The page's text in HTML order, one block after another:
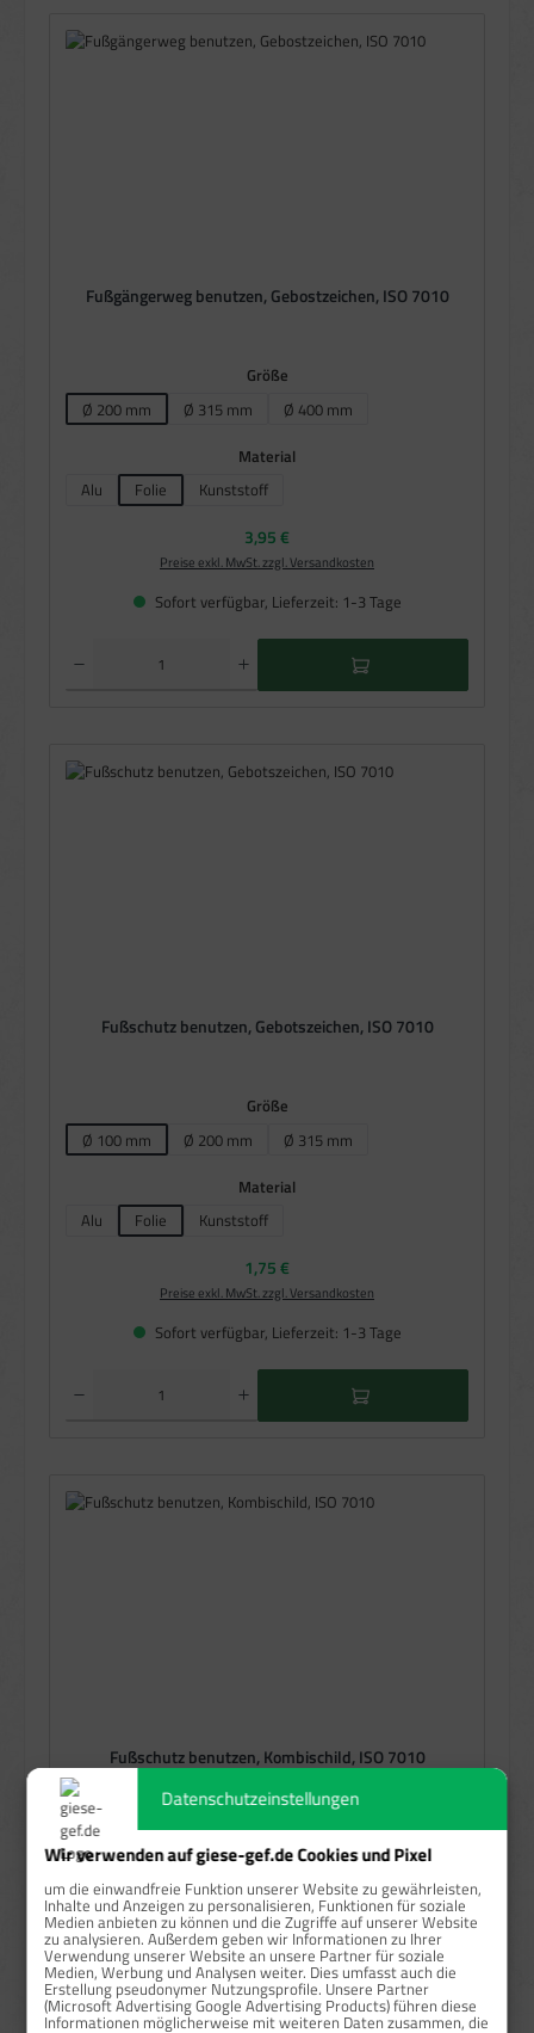
Fußgängerweg benutzen, Gebostzeichen, ISO 7010
Größeauswählen
Ø 200 mm
Ø 315 mm
Ø 400 mm
Material
Alu(Diese Option ist zurzeit nicht verfügbar.)
Folie Kunststoff(Diese Option ist zurzeit nicht verfügbar.)
Regulärer Preis:
3,95 €
Preise exkl. MwSt. zzgl. Versandkosten
Sofort verfügbar, Lieferzeit: 1-3 Tage
Produkt Anzahl: Gib den gewünschten Wert ein oder benutze die Schaltflächen um die Anzahl zu
Fußschutz benutzen, Gebotszeichen, ISO 7010
Größeauswählen
Ø 100 mm(Diese Option ist zurzeit nicht verfügbar.)
Ø 200 mm
Ø 315 mm
Material
Alu
Folie Kunststoff
Regulärer Preis:
1,75 €
Preise exkl. MwSt. zzgl. Versandkosten
Sofort verfügbar, Lieferzeit: 1-3 Tage
Produkt Anzahl: Gib den gewünschten Wert ein oder benutze die Schaltflächen um die Anzahl zu
Fußschutz benutzen, Kombischild, ISO 7010
Größeauswählen
210x297 mm(Diese Option ist zurzeit nicht verfügbar.)
262x371 mm
Materialauswählen
Alu
Folie(Diese Option ist zurzeit nicht verfügbar.)
Kunststoff(Diese Option ist zurzeit nicht verfügbar.)
Regulärer Preis:
18,78 €
Preise exkl. MwSt. zzgl. Versandkosten
Datenschutzeinstellungen
Wir verwenden auf giese-gef.de Cookies und Pixel
um die einwandfreie Funktion unserer Website zu gewährleisten,
Inhalte und Anzeigen zu personalisieren, Funktionen für soziale
Medien anbieten zu können und die Zugriffe auf unserer Website
zu analysieren. Außerdem geben wir Informationen zu Ihrer
Verwendung unserer Website an unsere Partner für soziale
Medien, Werbung und Analysen weiter. Dies umfasst auch die
Erstellung pseudonymer Nutzungsprofile. Unsere Partner
(Microsoft Advertising Google Advertising Products) führen diese
Informationen möglicherweise mit weiteren Daten zusammen, die